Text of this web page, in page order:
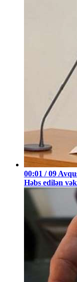
00:01 / 09
Həbs edilən